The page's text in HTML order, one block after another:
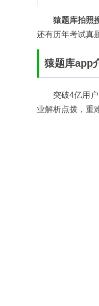
猿题库拍照
还有历年考试真
猿题库app
突破4亿用
业解析点拨，重